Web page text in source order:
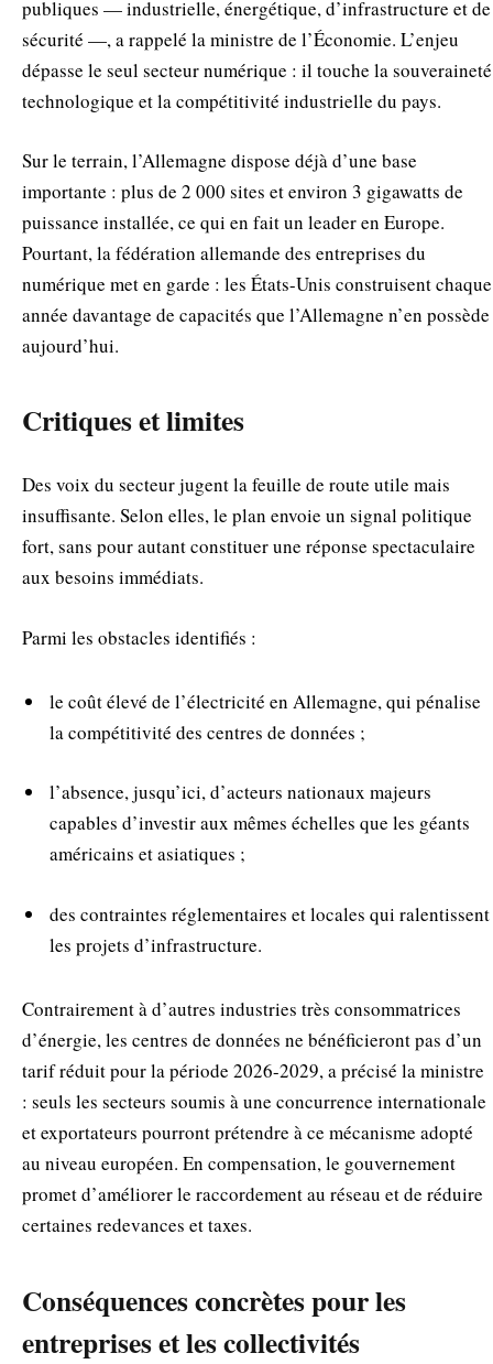
publiques — industrielle, énergétique, d’infrastructure et de
sécurité —, a rappelé la ministre de l’Économie. L’enjeu
dépasse le seul secteur numérique : il touche la souveraineté
technologique et la compétitivité industrielle du pays.
Sur le terrain, l’Allemagne dispose déjà d’une base
importante : plus de 2 000 sites et environ 3 gigawatts de
puissance installée, ce qui en fait un leader en Europe.
Pourtant, la fédération allemande des entreprises du
numérique met en garde : les États-Unis construisent chaque
année davantage de capacités que l’Allemagne n’en possède
aujourd’hui.
Critiques et limites
Des voix du secteur jugent la feuille de route utile mais
insuffisante. Selon elles, le plan envoie un signal politique
fort, sans pour autant constituer une réponse spectaculaire
aux besoins immédiats.
Parmi les obstacles identifiés :
le coût élevé de l’électricité en Allemagne, qui pénalise
la compétitivité des centres de données ;
l’absence, jusqu’ici, d’acteurs nationaux majeurs
capables d’investir aux mêmes échelles que les géants
américains et asiatiques ;
des contraintes réglementaires et locales qui ralentissent
les projets d’infrastructure.
Contrairement à d’autres industries très consommatrices
d’énergie, les centres de données ne bénéficieront pas d’un
tarif réduit pour la période 2026-2029, a précisé la ministre
: seuls les secteurs soumis à une concurrence internationale
et exportateurs pourront prétendre à ce mécanisme adopté
au niveau européen. En compensation, le gouvernement
promet d’améliorer le raccordement au réseau et de réduire
certaines redevances et taxes.
Conséquences concrètes pour les
entreprises et les collectivités